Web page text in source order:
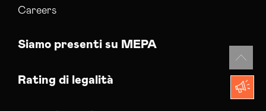
Careers
Siamo presenti su MEPA
Rating di legalità